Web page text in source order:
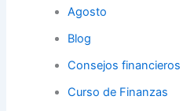
Agosto
Blog
Consejos financieros
Curso de Finanzas